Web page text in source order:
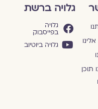
תוכן
גלויה ברשת
גלויה
בפייסבוק
גלויה ביוטיוב